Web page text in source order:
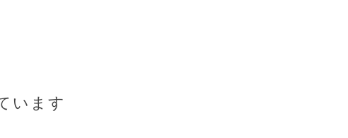
います